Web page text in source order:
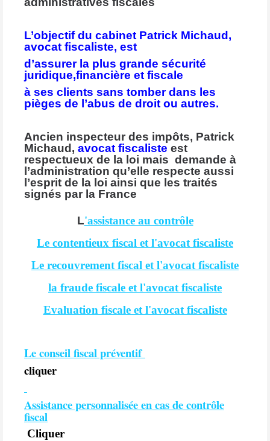
L’objectif du cabinet Patrick Michaud,
avocat fiscaliste, est
d’assurer la plus grande sécurité
juridique,financière et fiscale
à ses clients sans tomber dans les
pièges de l’abus de droit ou autres.
Ancien inspecteur des impôts, Patrick
Michaud, avocat fiscaliste est
respectueux de la loi mais demande à
l’administration qu’elle respecte aussi
l’esprit de la loi ainsi que les traités
signés par la France
L'assistance au contrôle
Le contentieux fiscal et l'avocat fiscaliste
Le recouvrement fiscal et l'avocat fiscaliste
la fraude fiscale et l'avocat fiscaliste
Evaluation fiscale et l'avocat fiscaliste
Le conseil fiscal préventif
cliquer
Assistance personnalisée en cas de contrôle
fiscal
Cliquer